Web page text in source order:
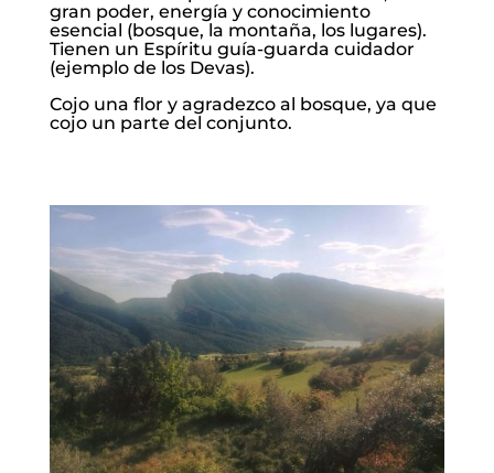
gran poder, energía y conocimiento
esencial (bosque, la montaña, los lugares).
Tienen un Espíritu guía-guarda cuidador
(ejemplo de los Devas).
Cojo una flor y agradezco al bosque, ya que
cojo un parte del conjunto.